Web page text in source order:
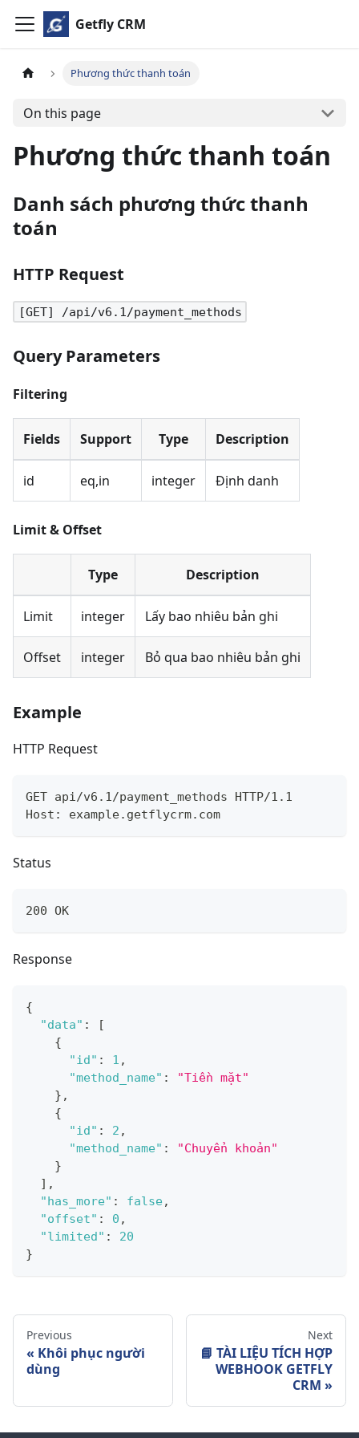
Getfly CRM
Phương thức thanh toán
On this page
Phương thức thanh toán
Danh sách phương thức thanh
toán
HTTP Request
[GET] /api/v6.1/payment_methods
Query Parameters
Filtering
Fields Support Type Description
id eq,in integer Định danh
Limit & Offset
Type Description
Limit integer Lấy bao nhiêu bản ghi
Offset integer Bỏ qua bao nhiêu bản ghi
Example
HTTP Request
GET api/v6.1/payment_methods HTTP/1.1
Host: example.getflycrm.com
Status
200 OK
Response
{
"data" :
[
{
"id" : 1 ,
"method_name" :
"Tiền mặt"
} ,
{
"id" : 2 ,
"method_name" :
"Chuyển khoản"
}
] ,
"has_more" : false,
"offset" : 0 ,
"limited" :
20
}
Previous
Khôi phục người
dùng
Next
📘 TÀI LIỆU TÍCH HỢP
WEBHOOK GETFLY
CRM